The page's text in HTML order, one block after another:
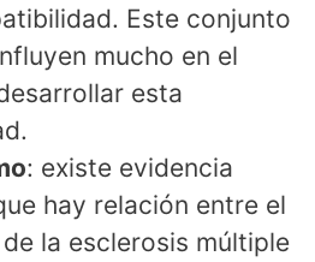
Este conjunto
mucho en el
esta
: existe evidencia
hay relación entre el
la esclerosis múltiple